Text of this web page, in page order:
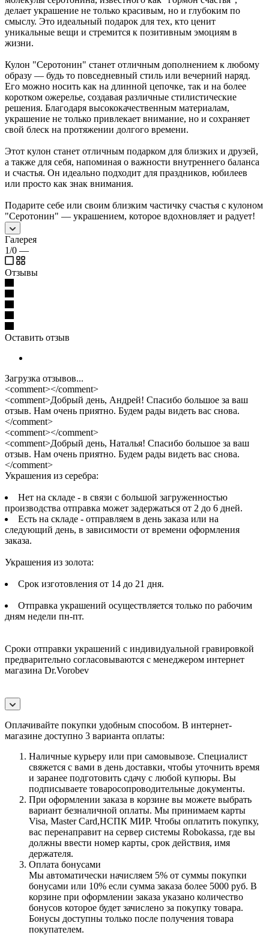
делает украшение не только красивым, но и глубоким по
смыслу. Это идеальный подарок для тех, кто ценит
уникальные вещи и стремится к позитивным эмоциям в
жизни.
Кулон "Серотонин" станет отличным дополнением к любому
образу — будь то повседневный стиль или вечерний наряд.
Его можно носить как на длинной цепочке, так и на более
коротком ожерелье, создавая различные стилистические
решения. Благодаря высококачественным материалам,
украшение не только привлекает внимание, но и сохраняет
свой блеск на протяжении долгого времени.
Этот кулон станет отличным подарком для близких и друзей,
а также для себя, напоминая о важности внутреннего баланса
и счастья. Он идеально подходит для праздников, юбилеев
или просто как знак внимания.
Подарите себе или своим близким частичку счастья с кулоном
"Серотонин" — украшением, которое вдохновляет и радует!
Галерея
1/0 —
Отзывы
Оставить отзыв
Загрузка отзывов...
<comment></comment>
<comment>Добрый день, Андрей! Спасибо большое за ваш
отзыв. Нам очень приятно. Будем рады видеть вас снова.
</comment>
<comment></comment>
<comment>Добрый день, Наталья! Спасибо большое за ваш
отзыв. Нам очень приятно. Будем рады видеть вас снова.
</comment>
Украшения из серебра:
Нет на складе - в связи с большой загруженностью
производства отправка может задержаться от 2 до 6 дней.
Есть на складе - отправляем в день заказа или на
следующий день, в зависимости от времени оформления
заказа.
Украшения из золота:
Срок изготовления от 14 до 21 дня.
Отправка украшений осуществляется только по рабочим
дням недели пн-пт.
Сроки отправки украшений с индивидуальной гравировкой
предварительно согласовываются с менеджером интернет
магазина Dr.Vorobev
Оплачивайте покупки удобным способом. В интернет-
магазине доступно 3 варианта оплаты:
Наличные курьеру или при самовывозе. Специалист
свяжется с вами в день доставки, чтобы уточнить время
и заранее подготовить сдачу с любой купюры. Вы
подписываете товаросопроводительные документы.
При оформлении заказа в корзине вы можете выбрать
вариант безналичной оплаты. Мы принимаем карты
Visa, Master Card,НСПК МИР. Чтобы оплатить покупку,
вас перенаправит на сервер системы Robokassa, где вы
должны ввести номер карты, срок действия, имя
держателя.
Оплата бонусами
Мы автоматически начисляем 5% от суммы покупки
бонусами или 10% если сумма заказа более 5000 руб. В
корзине при оформлении заказа указано количество
бонусов которое будет зачислено за покупку товара.
Бонусы доступны только после получения товара
покупателем.